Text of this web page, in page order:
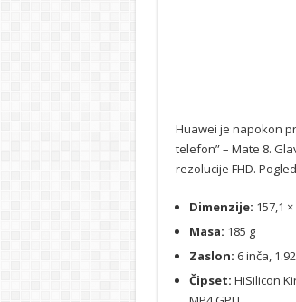
Huawei je napokon
telefon” – Mate 8.
rezolucije FHD.
Dimenzije: 157,1
Masa: 185 g
Zaslon: 6 inča,
Čipset: HiSilicon